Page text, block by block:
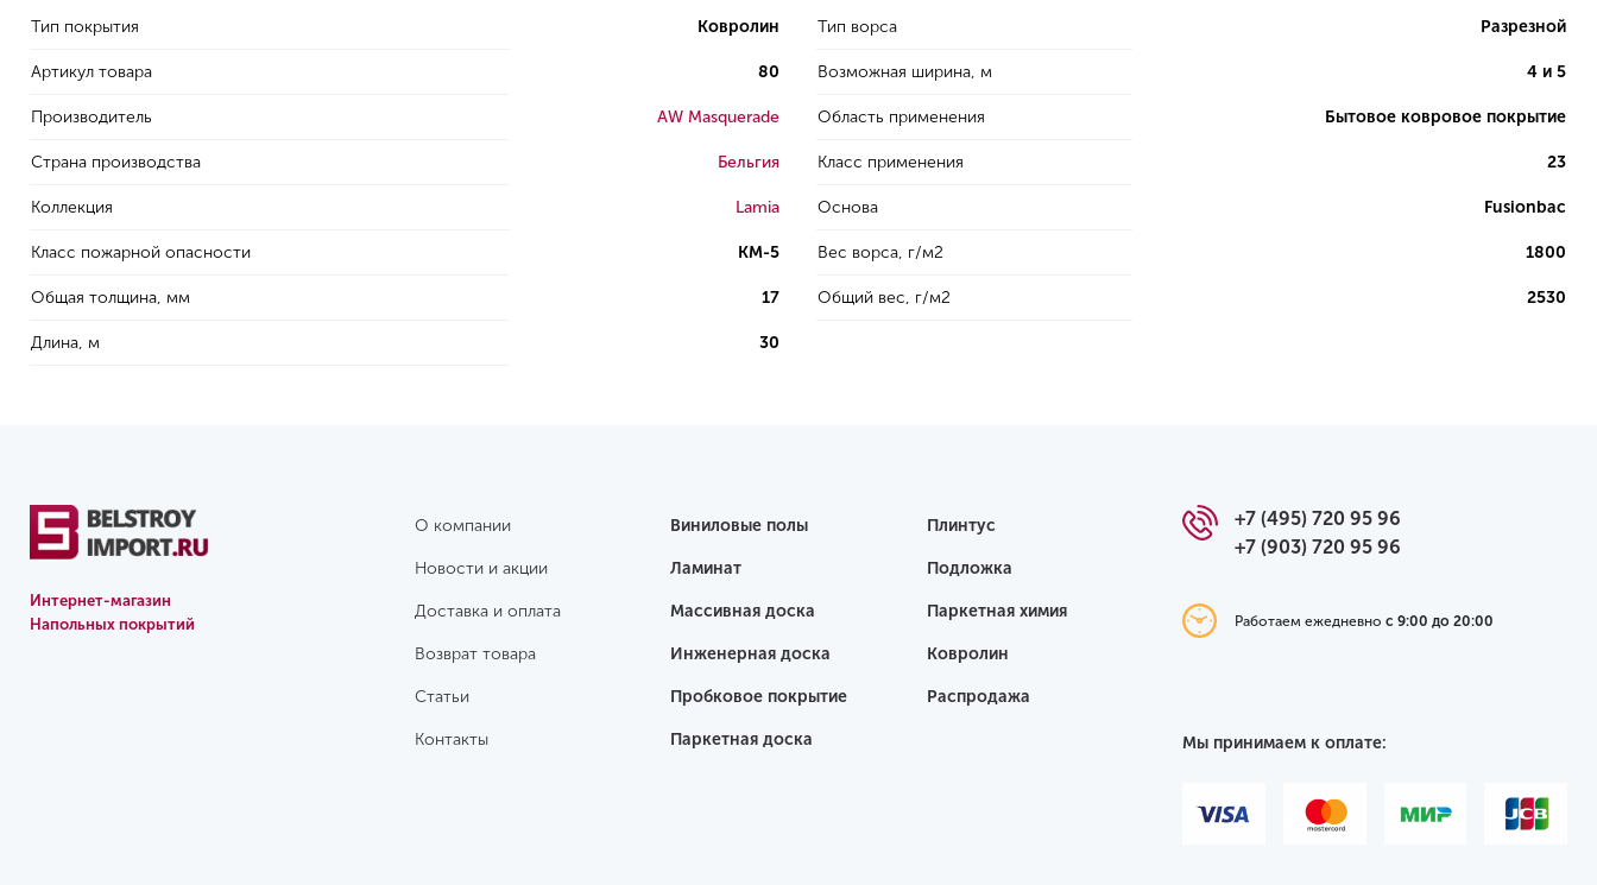
Тип покрытия Ковролин
Артикул товара 80
Производитель AW Masquerade
Страна производства Бельгия
Коллекция Lamia
Класс пожарной опасности КМ-5
Общая толщина, мм 17
Длина, м 30
Тип ворса Разрезной
Возможная ширина, м 4 и 5
Область применения Бытовое ковровое покрытие
Класс применения 23
Основа Fusionbac
Вес ворса, г/м2 1800
Общий вес, г/м2 2530
Интернет-магазин
Напольных покрытий
О компании
Новости и акции
Доставка и оплата
Возврат товара
Статьи
Контакты
Виниловые полы
Ламинат
Массивная доска
Инженерная доска
Пробковое покрытие
Паркетная доска
Плинтус
Подложка
Паркетная химия
Ковролин
Распродажа
+7 (495) 720 95 96
+7 (903) 720 95 96
Работаем ежедневнос 9:00 до 20:00
Мы принимаем к оплате: